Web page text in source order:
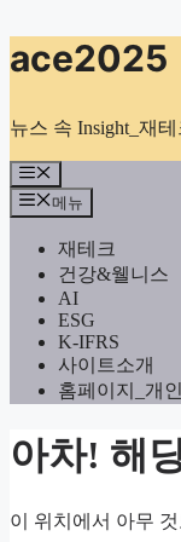
컨
텐
로
너
뛰
기
ace2025
뉴스 속 Insight_재
메
뉴
메뉴
재테크
건강&웰니스
AI
ESG
K-IFRS
사이트소개
홈페이지_개인
아차! 해
이 위치에서 아무